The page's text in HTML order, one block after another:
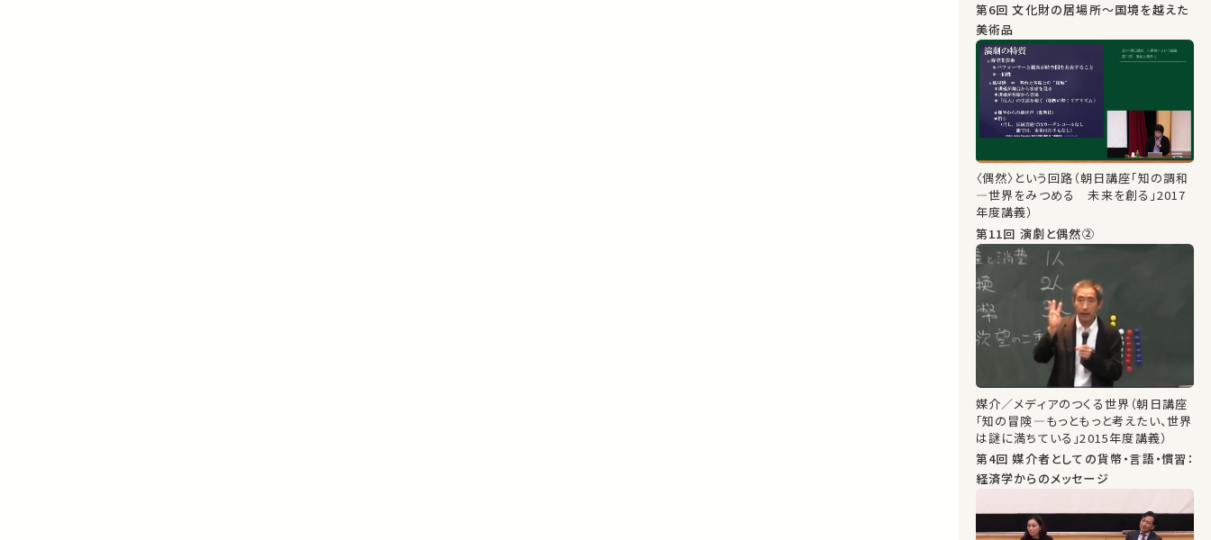
第6回 文化財の居場所～国境を越えた
美術品
〈偶然〉という回路（朝日講座「知の調和
―世界をみつめる 未来を創る」2017
年度講義）
第11回 演劇と偶然②
媒介／メディアのつくる世界（朝日講座
「知の冒険―もっともっと考えたい、世界
は謎に満ちている」2015年度講義）
第4回 媒介者としての貨幣・言語・慣習：
経済学からのメッセージ